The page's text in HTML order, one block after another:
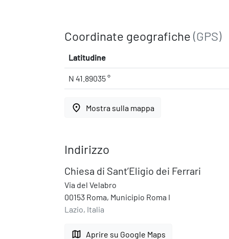
Coordinate geografiche (GPS)
Latitudine
N 41.89035 °
place Mostra sulla mappa
Indirizzo
Chiesa di Sant’Eligio dei Ferrari
Via del Velabro
00153 Roma, Municipio Roma I
Lazio, Italia
map Aprire su Google Maps